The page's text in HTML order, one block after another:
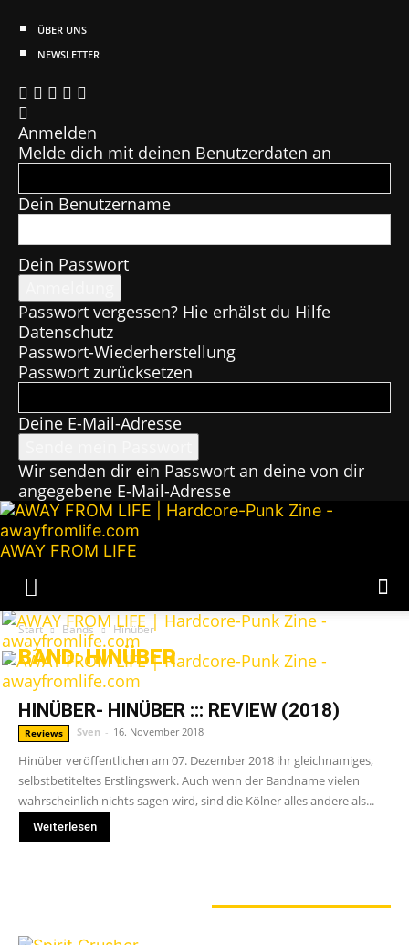
ÜBER UNS
NEWSLETTER
Anmelden
Melde dich mit deinen Benutzerdaten an
Dein Benutzername
Dein Passwort
Passwort vergessen? Hie erhälst du Hilfe
Datenschutz
Passwort-Wiederherstellung
Passwort zurücksetzen
Deine E-Mail-Adresse
Wir senden dir ein Passwort an deine von dir
angegebene E-Mail-Adresse
AWAY FROM LIFE
Start Bands Hinüber
BAND: HINÜBER
HINÜBER- HINÜBER ::: REVIEW (2018)
Reviews Sven - 16. November 2018
Hinüber veröffentlichen am 07. Dezember 2018 ihr gleichnamiges,
selbstbetiteltes Erstlingswerk. Auch wenn der Bandname vielen
wahrscheinlich nichts sagen wird, sind die Kölner alles andere als...
Weiterlesen